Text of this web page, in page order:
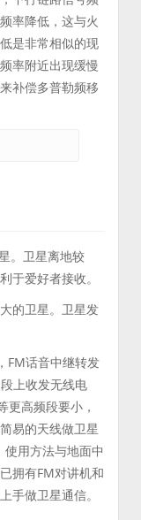
率降低，这与火
是非常相似的现
率附近出现缓慢
补偿多普勒频移
。卫星离地较
于爱好者接收。
的卫星。卫星发
FM话音中继转发
上收发无线电
更高频段要小，
易的天线做卫星
用方法与地面中
拥有FM对讲机和
手做卫星通信。